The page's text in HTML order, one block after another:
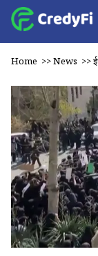
Home >>News >>